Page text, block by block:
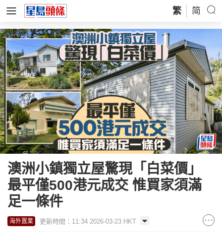
繁 简
澳洲小鎮獨立屋驚現「白菜價」
最平僅500港元成交 惟買家須滿
足一條件
海外置業 更新時間：11:34 2026-03-23 HKT